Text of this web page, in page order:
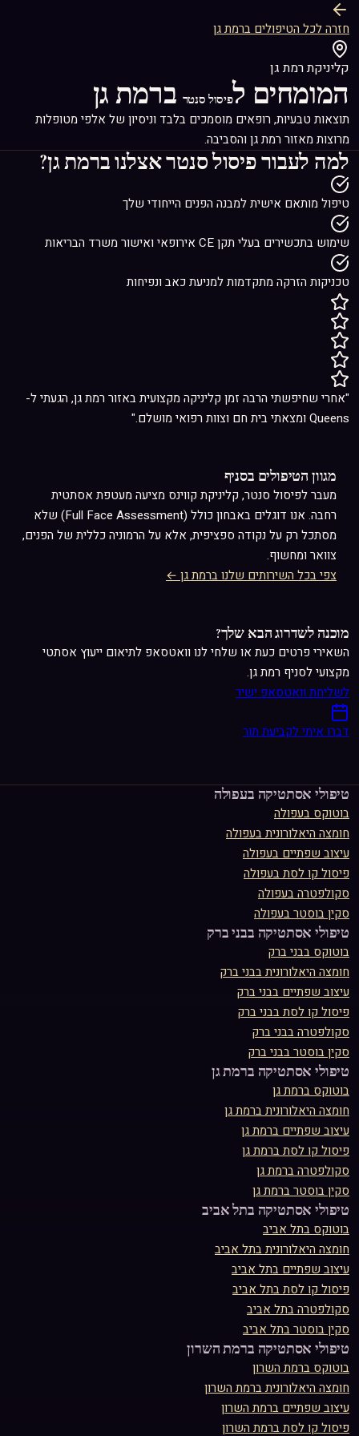
חזרה לכל הטיפולים ברמת גן
קליניקת רמת גן
המומחים לפיסול סנטר ברמת גן
תוצאות טבעיות, רופאים מוסמכים בלבד וניסיון של אלפי מטופלות
מרוצות מאזור רמת גן והסביבה.
למה לעבורפיסול סנטראצלנו ברמת גן?
טיפול מותאם אישית למבנה הפנים הייחודי שלך
שימוש בתכשירים בעלי תקן CE אירופאי ואישור משרד הבריאות
טכניקות הזרקה מתקדמות למניעת כאב ונפיחות
"אחרי שחיפשתי הרבה זמן קליניקה מקצועית באזור רמת גן, הגעתי ל-
Queens ומצאתי בית חם וצוות רפואי מושלם."
מגוון הטיפולים בסניף
מעבר לפיסול סנטר, קליניקת קווינס מציעה מעטפת אסתטית
רחבה. אנו דוגלים באבחון כולל (Full Face Assessment) שלא
מסתכל רק על נקודה ספציפית, אלא על הרמוניה כללית של הפנים,
צוואר ומחשוף.
צפי בכל השירותים שלנו ברמת גן ←
מוכנה לשדרוג הבא שלך?
השאירי פרטים כעת או שלחי לנו וואטסאפ לתיאום ייעוץ אסתטי
מקצועי לסניף רמת גן.
לשליחת וואטסאפ ישיר
דברו איתי לקביעת תור
טיפולי אסתטיקה בעפולה
בוטוקס בעפולה
חומצה היאלורוניתבעפולה
עיצוב שפתיים בעפולה
פיסול קו לסתבעפולה
סקולפטרהבעפולה
סקין בוסטרבעפולה
טיפולי אסתטיקה בבני ברק
בוטוקס בבני ברק
חומצה היאלורוניתבבני ברק
עיצוב שפתיים בבני ברק
פיסול קו לסתבבני ברק
סקולפטרהבבני ברק
סקין בוסטרבבני ברק
טיפולי אסתטיקה ברמת גן
בוטוקס ברמת גן
חומצה היאלורוניתברמת גן
עיצוב שפתיים ברמת גן
פיסול קו לסתברמת גן
סקולפטרהברמת גן
סקין בוסטרברמת גן
טיפולי אסתטיקה בתל אביב
בוטוקס בתל אביב
חומצה היאלורוניתבתל אביב
עיצוב שפתיים בתל אביב
פיסול קו לסתבתל אביב
סקולפטרהבתל אביב
סקין בוסטרבתל אביב
טיפולי אסתטיקה ברמת השרון
בוטוקס ברמת השרון
חומצה היאלורוניתברמת השרון
עיצוב שפתיים ברמת השרון
פיסול קו לסתברמת השרון